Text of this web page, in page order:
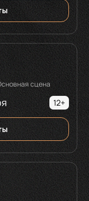
сцена
12+